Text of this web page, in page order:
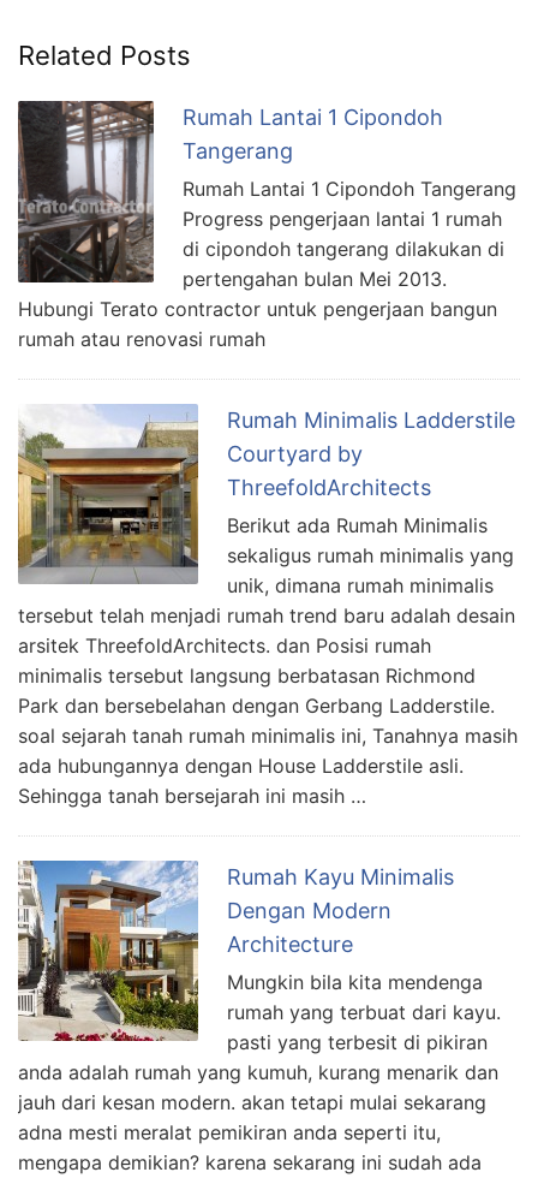
Related Posts
Rumah Lantai 1 Cipondoh
Tangerang
Rumah Lantai 1 Cipondoh Tangerang
Progress pengerjaan lantai 1 rumah
di cipondoh tangerang dilakukan di
pertengahan bulan Mei 2013.
Hubungi Terato contractor untuk pengerjaan bangun
rumah atau renovasi rumah
Rumah Minimalis Ladderstile
Courtyard by
ThreefoldArchitects
Berikut ada Rumah Minimalis
sekaligus rumah minimalis yang
unik, dimana rumah minimalis
tersebut telah menjadi rumah trend baru adalah desain
arsitek ThreefoldArchitects. dan Posisi rumah
minimalis tersebut langsung berbatasan Richmond
Park dan bersebelahan dengan Gerbang Ladderstile.
soal sejarah tanah rumah minimalis ini, Tanahnya masih
ada hubungannya dengan House Ladderstile asli.
Sehingga tanah bersejarah ini masih …
Rumah Kayu Minimalis
Dengan Modern
Architecture
Mungkin bila kita mendenga
rumah yang terbuat dari kayu.
pasti yang terbesit di pikiran
anda adalah rumah yang kumuh, kurang menarik dan
jauh dari kesan modern. akan tetapi mulai sekarang
adna mesti meralat pemikiran anda seperti itu,
mengapa demikian? karena sekarang ini sudah ada